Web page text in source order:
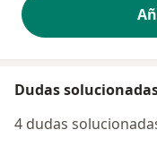
Dudas
4 dudas